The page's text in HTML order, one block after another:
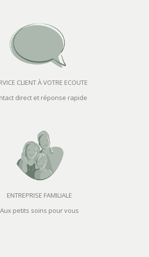
CLIENT À VOTRE ECOUTE
direct et réponse rapide
ENTREPRISE FAMILIALE
Aux petits soins pour vous